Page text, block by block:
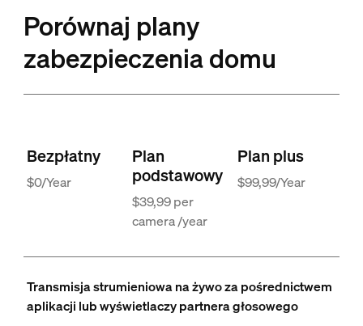
Porównaj plany
zabezpieczenia domu
Bezpłatny
$0/Year
Plan
podstawowy
$39,99 per
camera /year
Plan plus
$99,99/Year
Transmisja strumieniowa na żywo za pośrednictwem
aplikacji lub wyświetlaczy partnera głosowego